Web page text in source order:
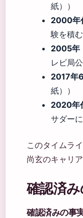
紙））
2000年
験を積
2005年
レビ局
2017年
紙））
2020年
サダー
このタイムライ
尚玄のキャリ
確認済
確認済みの事